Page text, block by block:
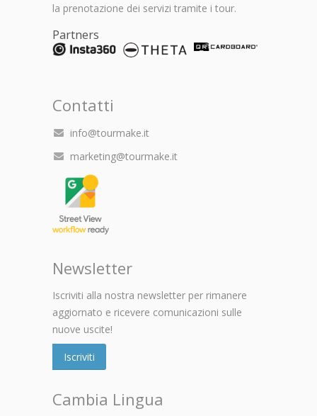
la prenotazione dei servizi tramite i tour.
Partners
Contatti
info@tourmake.it
marketing@tourmake.it
Newsletter
Iscriviti alla nostra newsletter per rimanere
aggiornato e ricevere comunicazioni sulle
nuove uscite!
Iscriviti
Cambia Lingua